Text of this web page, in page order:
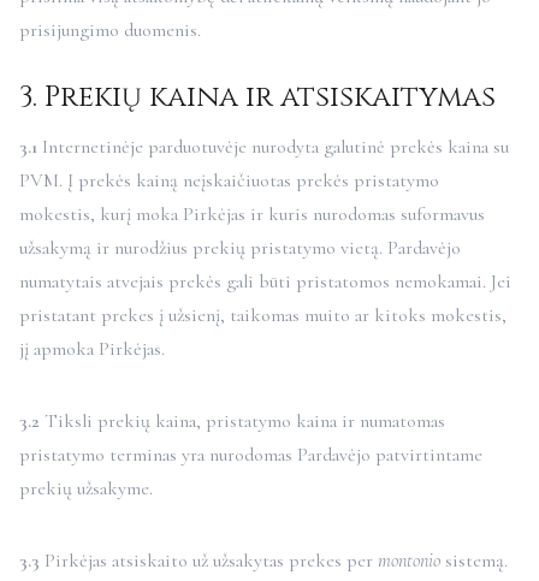
prisijungimo duomenis.
3. Prekių kaina ir atsiskaitymas
3.1 Internetinėje parduotuvėje nurodyta galutinė prekės kaina su
PVM. Į prekės kainą neįskaičiuotas prekės pristatymo
mokestis, kurį moka Pirkėjas ir kuris nurodomas suformavus
užsakymą ir nurodžius prekių pristatymo vietą. Pardavėjo
numatytais atvejais prekės gali būti pristatomos nemokamai. Jei
pristatant prekes į užsienį, taikomas muito ar kitoks mokestis,
jį apmoka Pirkėjas.
3.2 Tiksli prekių kaina, pristatymo kaina ir numatomas
pristatymo terminas yra nurodomas Pardavėjo patvirtintame
prekių užsakyme.
3.3 Pirkėjas atsiskaito už užsakytas prekes per montonio sistemą.